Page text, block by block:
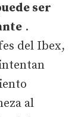
ser
.
del Ibex,
al